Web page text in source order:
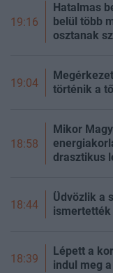
19:16
Hatalmas
belül több
osztanak
19:04
történik a
18:58
Mikor
drasztikus
18:44
Üdvözlik a
18:39
Lépett a
indul meg